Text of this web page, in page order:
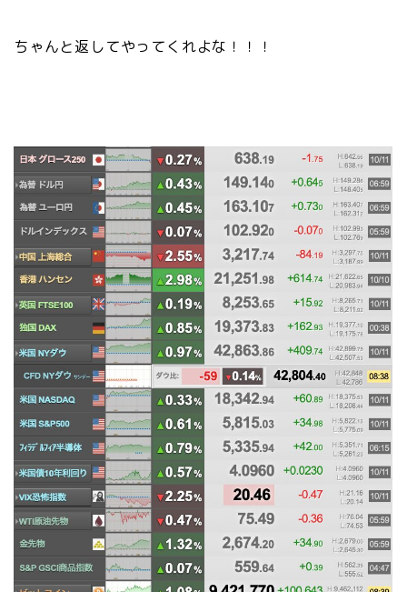
ちゃんと返してやってくれよな！！！